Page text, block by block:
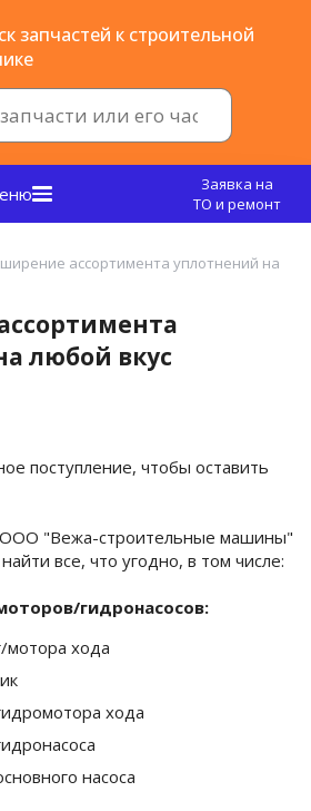
запчастей к строительной
Заявка на
ТО и ремонт
ассортимента уплотнений на
любой вкус
поступление, чтобы оставить
ООО "Вежа-строительные машины"
все, что угодно, в том числе:
гидронасосов:
мотора хода
хода
насоса